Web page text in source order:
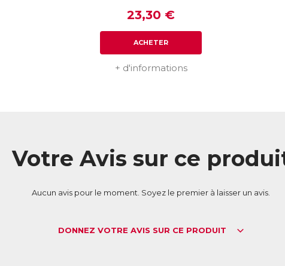
23,30 €
ACHETER
+ d'informations
Votre Avis sur ce
Aucun avis pour le moment. Soyez le premier à laisser un avis.
DONNEZ VOTRE AVIS SUR CE PRODUIT